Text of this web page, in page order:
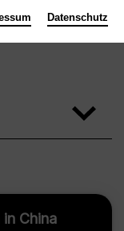
in China
Datenschutz